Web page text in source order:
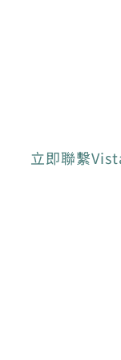
立即聯繫